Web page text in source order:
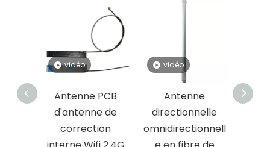
vidéo
Antenne PCB
d'antenne de
correction
vidéo
Antenne
directionnelle
omnidirectionnell